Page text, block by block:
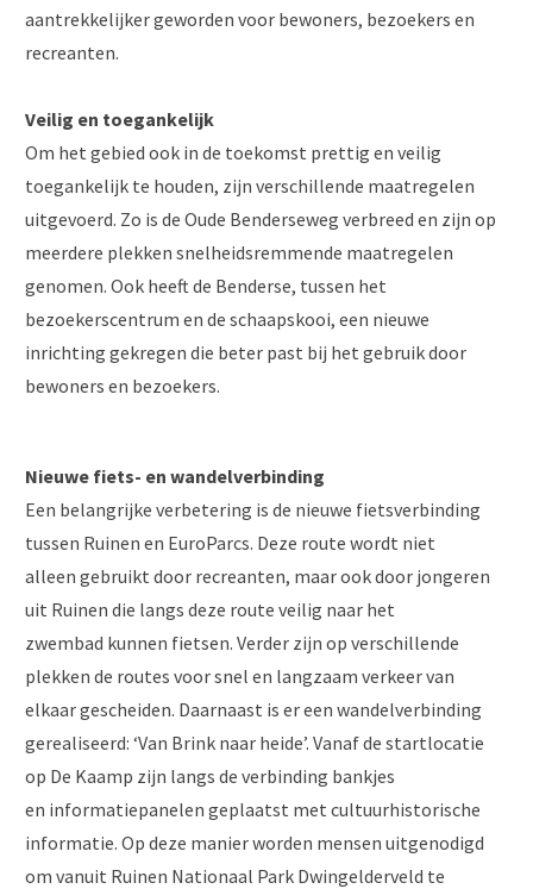
aantrekkelijker geworden voor bewoners, bezoekers en
recreanten.
Veilig en toegankelijk
Om het gebied ook in de toekomst prettig en veilig
toegankelijk te houden, zijn verschillende maatregelen
uitgevoerd. Zo is de Oude Benderseweg verbreed en zijn op
meerdere plekken snelheidsremmende maatregelen
genomen. Ook heeft de Benderse, tussen het
bezoekerscentrum en de schaapskooi, een nieuwe
inrichting gekregen die beter past bij het gebruik door
bewoners en bezoekers.
Nieuwe fiets- en wandelverbinding
Een belangrijke verbetering is de nieuwe fietsverbinding
tussen Ruinen en EuroParcs. Deze route wordt niet
alleen gebruikt door recreanten, maar ook door jongeren
uit Ruinen die langs deze route veilig naar het
zwembad kunnen fietsen. Verder zijn op verschillende
plekken de routes voor snel en langzaam verkeer van
elkaar gescheiden. Daarnaast is er een wandelverbinding
gerealiseerd: ‘Van Brink naar heide’. Vanaf de startlocatie
op De Kaamp zijn langs de verbinding bankjes
en informatiepanelen geplaatst met cultuurhistorische
informatie. Op deze manier worden mensen uitgenodigd
om vanuit Ruinen Nationaal Park Dwingelderveld te